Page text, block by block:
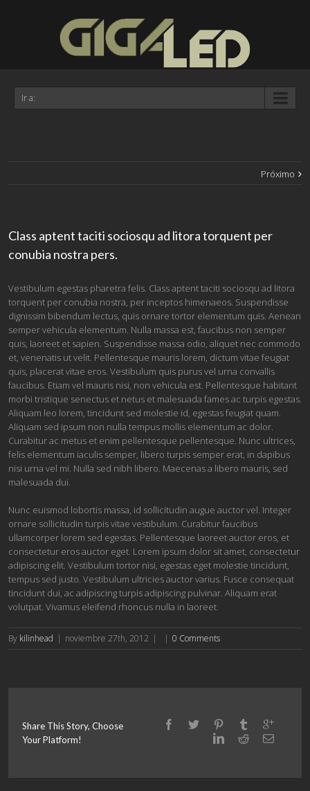
Ir a:
Próximo
Class aptent taciti sociosqu ad litora torquent per
conubia nostra pers.
Vestibulum egestas pharetra felis. Class aptent taciti sociosqu ad litora
torquent per conubia nostra, per inceptos himenaeos. Suspendisse
dignissim bibendum lectus, quis ornare tortor elementum quis. Aenean
semper vehicula elementum. Nulla massa est, faucibus non semper
quis, laoreet et sapien. Suspendisse massa odio, aliquet nec commodo
et, venenatis ut velit. Pellentesque mauris lorem, dictum vitae feugiat
quis, placerat vitae eros. Vestibulum quis purus vel urna convallis
faucibus. Etiam vel mauris nisi, non vehicula est. Pellentesque habitant
morbi tristique senectus et netus et malesuada fames ac turpis egestas.
Aliquam leo lorem, tincidunt sed molestie id, egestas feugiat quam.
Aliquam sed ipsum non nulla tempus mollis elementum ac dolor.
Curabitur ac metus et enim pellentesque pellentesque. Nunc ultrices,
felis elementum iaculis semper, libero turpis semper erat, in dapibus
nisi urna vel mi. Nulla sed nibh libero. Maecenas a libero mauris, sed
malesuada dui.
Nunc euismod lobortis massa, id sollicitudin augue auctor vel. Integer
ornare sollicitudin turpis vitae vestibulum. Curabitur faucibus
ullamcorper lorem sed egestas. Pellentesque laoreet auctor eros, et
consectetur eros auctor eget. Lorem ipsum dolor sit amet, consectetur
adipiscing elit. Vestibulum tortor nisi, egestas eget molestie tincidunt,
tempus sed justo. Vestibulum ultricies auctor varius. Fusce consequat
tincidunt dui, ac adipiscing turpis adipiscing pulvinar. Aliquam erat
volutpat. Vivamus eleifend rhoncus nulla in laoreet.
By kilinhead | noviembre 27th, 2012 | | 0 Comments
Share This Story, Choose
Your Platform!